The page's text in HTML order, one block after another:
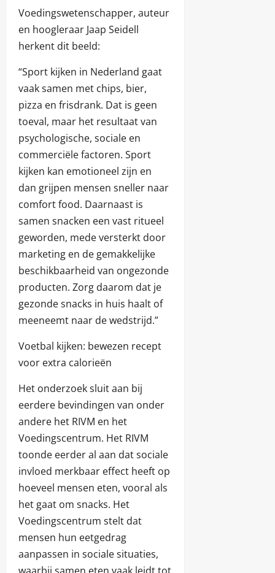
Voedingswetenschapper, auteur
en hoogleraar Jaap Seidell
herkent dit beeld:
“Sport kijken in Nederland gaat
vaak samen met chips, bier,
pizza en frisdrank. Dat is geen
toeval, maar het resultaat van
psychologische, sociale en
commerciële factoren. Sport
kijken kan emotioneel zijn en
dan grijpen mensen sneller naar
comfort food. Daarnaast is
samen snacken een vast ritueel
geworden, mede versterkt door
marketing en de gemakkelijke
beschikbaarheid van ongezonde
producten. Zorg daarom dat je
gezonde snacks in huis haalt of
meeneemt naar de wedstrijd.”
Voetbal kijken: bewezen recept
voor extra calorieën
Het onderzoek sluit aan bij
eerdere bevindingen van onder
andere het RIVM en het
Voedingscentrum. Het RIVM
toonde eerder al aan dat sociale
invloed merkbaar effect heeft op
hoeveel mensen eten, vooral als
het gaat om snacks. Het
Voedingscentrum stelt dat
mensen hun eetgedrag
aanpassen in sociale situaties,